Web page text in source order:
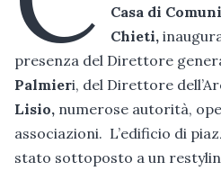
Casa di
Chieti,
presenza del Direttore
Palmieri, del Direttore
Lisio, numerose autorità,
associazioni. L’edificio di
stato sottoposto a un